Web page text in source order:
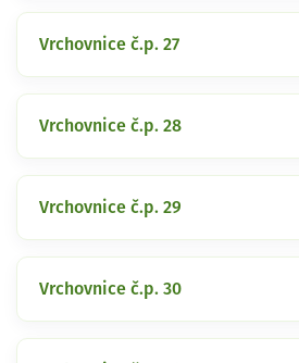
Vrchovnice č.p. 27
Vrchovnice č.p. 28
Vrchovnice č.p. 29
Vrchovnice č.p. 30